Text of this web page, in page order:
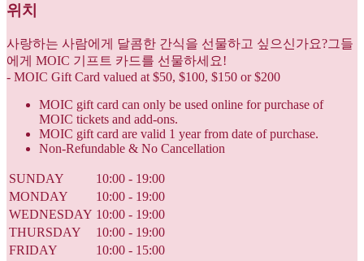
위치
사랑하는 사람에게 달콤한 간식을 선물하고 싶으신가요?그들
에게 MOIC 기프트 카드를 선물하세요!
- MOIC Gift Card valued at $50, $100, $150 or $200
MOIC gift card can only be used online for purchase of
MOIC tickets and add-ons.
MOIC gift card are valid 1 year from date of purchase.
Non-Refundable & No Cancellation
SUNDAY
10:00 - 19:00
MONDAY
10:00 - 19:00
WEDNESDAY 10:00 - 19:00
THURSDAY
10:00 - 19:00
FRIDAY
10:00 - 15:00